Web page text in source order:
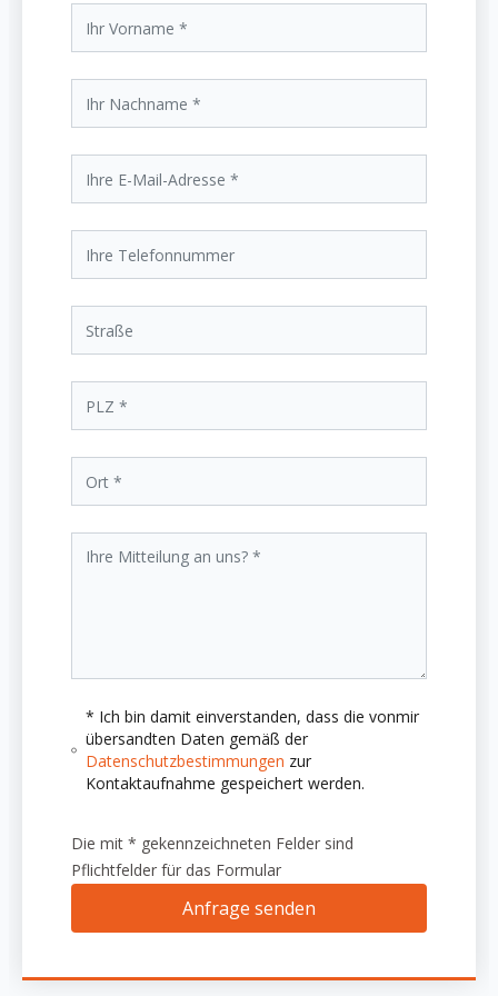
* Ich bin damit einverstanden, dass die vonmir
übersandten Daten gemäß der
Datenschutzbestimmungen zur
Kontaktaufnahme gespeichert werden.
Die mit * gekennzeichneten Felder sind
Pflichtfelder für das Formular
Anfrage senden